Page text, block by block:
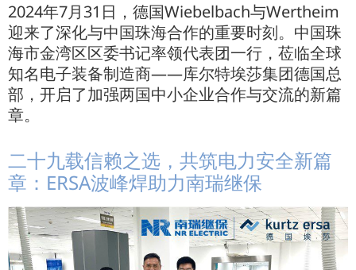
2024年7月31日，德国Wiebelbach与Wertheim
迎来了深化与中国珠海合作的重要时刻。中国珠
海市金湾区区委书记率领代表团一行，莅临全球
知名电子装备制造商——库尔特埃莎集团德国总
部，开启了加强两国中小企业合作与交流的新篇
章。
二十九载信赖之选，共筑电力安全新篇
章：ERSA波峰焊助力南瑞继保